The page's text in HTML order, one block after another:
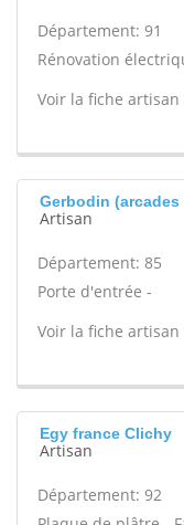
Département: 91
Rénovation
Voir la fiche artisan
Gerbodin
Artisan
Département: 85
Porte d'entrée -
Voir la fiche artisan
Egy france Clichy
Artisan
Département: 92